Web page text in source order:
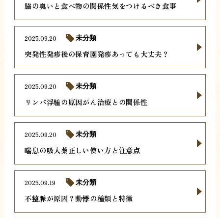
脇の臭いと食べ物の関係性気をつけるべき食事
突発性発疹後の保育園発疹あっても大丈夫？
2025.09.20 未分類
リンパ浮腫の原因がん治療との関係性
2025.09.20 未分類
喘息の吸入薬正しい使い方と注意点
2025.09.20 未分類
不整脈が原因？動悸の種類と特徴
2025.09.19 未分類